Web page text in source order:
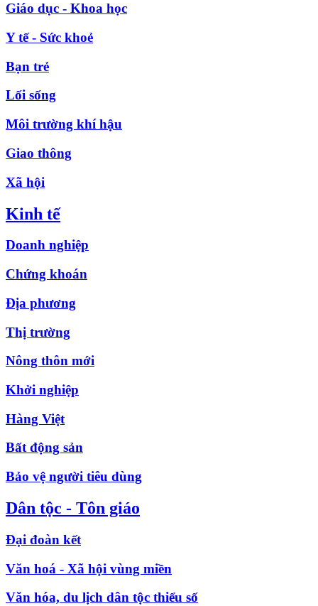
Giáo dục - Khoa học
Y tế - Sức khoẻ
Bạn trẻ
Lối sống
Môi trường khí hậu
Giao thông
Xã hội
Kinh tế
Doanh nghiệp
Chứng khoán
Địa phương
Thị trường
Nông thôn mới
Khởi nghiệp
Hàng Việt
Bất động sản
Bảo vệ người tiêu dùng
Dân tộc - Tôn giáo
Đại đoàn kết
Văn hoá - Xã hội vùng miền
Văn hóa, du lịch dân tộc thiểu số